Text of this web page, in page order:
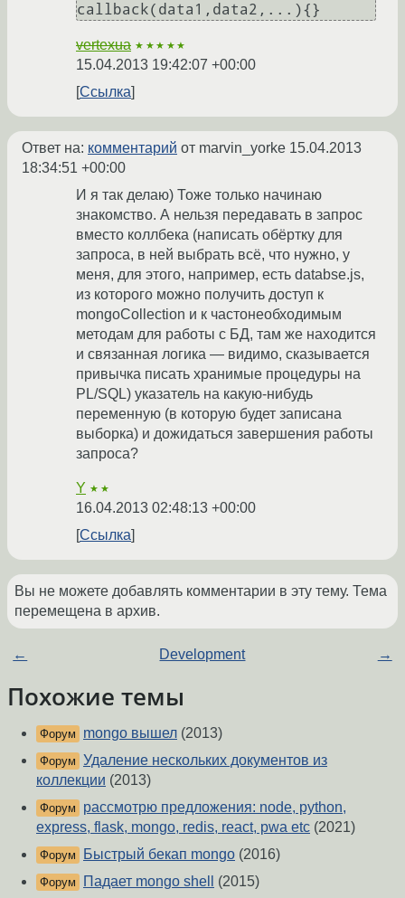
callback(data1,data2,...){}
vertexua ★★★★★
15.04.2013 19:42:07 +00:00
Ссылка
Ответ на: комментарий от marvin_yorke 15.04.2013
18:34:51 +00:00
И я так делаю) Тоже только начинаю
знакомство. А нельзя передавать в запрос
вместо коллбека (написать обёртку для
запроса, в ней выбрать всё, что нужно, у
меня, для этого, например, есть databse.js,
из которого можно получить доступ к
mongoCollection и к частонеобходимым
методам для работы с БД, там же находится
и связанная логика — видимо, сказывается
привычка писать хранимые процедуры на
PL/SQL) указатель на какую-нибудь
переменную (в которую будет записана
выборка) и дожидаться завершения работы
запроса?
Y ★★
16.04.2013 02:48:13 +00:00
Ссылка
Вы не можете добавлять комментарии в эту тему. Тема
перемещена в архив.
← Development →
Похожие темы
Форум mongo вышел (2013)
Форум Удаление нескольких документов из
коллекции (2013)
Форум
рассмотрю предложения: node, python,
express, flask, mongo, redis, react, pwa etc (2021)
Форум Быстрый бекап mongo (2016)
Форум Падает mongo shell (2015)